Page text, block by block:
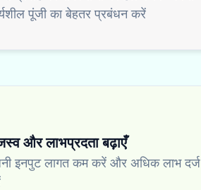
पूंजी का बेहतर प्रबंधन करें
और लाभप्रदता बढ़ाएँ
इनपुट लागत कम करें और अधिक लाभ दर्ज